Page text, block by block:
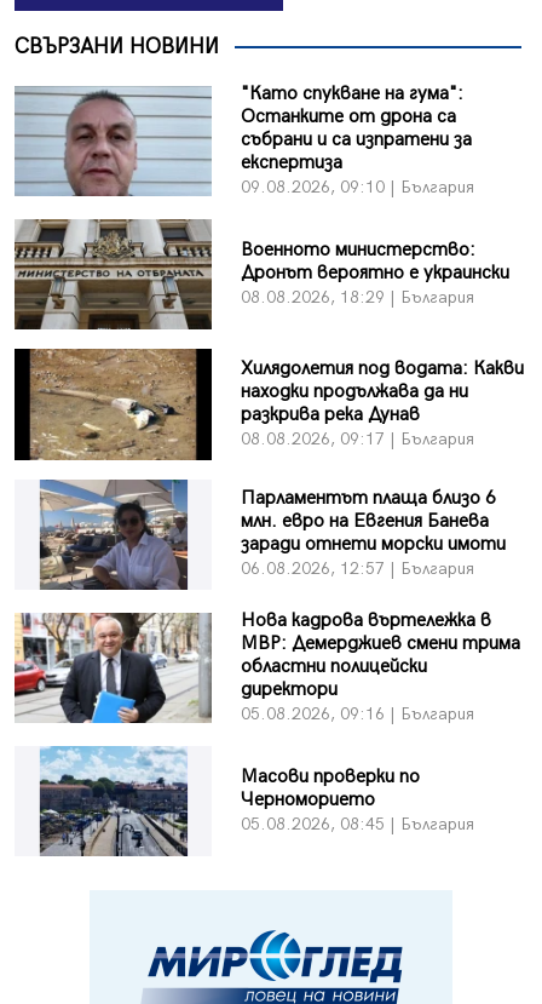
СВЪРЗАНИ НОВИНИ
"Като спукване на гума":
Останките от дрона са
събрани и са изпратени за
експертиза
09.08.2026, 09:10 | България
Военното министерство:
Дронът вероятно е украински
08.08.2026, 18:29 | България
Хилядолетия под водата: Какви
находки продължава да ни
разкрива река Дунав
08.08.2026, 09:17 | България
Парламентът плаща близо 6
млн. евро на Евгения Банева
заради отнети морски имоти
06.08.2026, 12:57 | България
Нова кадрова въртележка в
МВР: Демерджиев смени трима
областни полицейски
директори
05.08.2026, 09:16 | България
Масови проверки по
Черноморието
05.08.2026, 08:45 | България